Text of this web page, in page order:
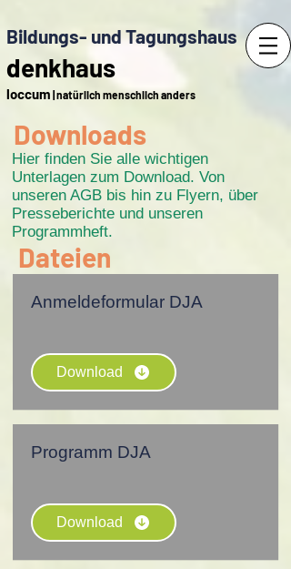
denkhaus
loccum | natürlich menschlich anders
Bildungs- und Tagungshaus
Downloads
Hier finden Sie alle wichtigen
Unterlagen zum Download. Von
unseren AGB bis hin zu Flyern, über
Presseberichte und unseren
Programmheft.
Dateien
Anmeldeformular DJA
Download
Programm DJA
Download